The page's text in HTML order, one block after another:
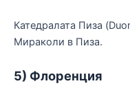
Катедралата Пиза
Мираколи в Пиза.
5) Флоренция